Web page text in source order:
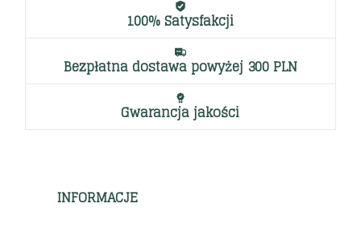
100% Satysfakcji
Bezpłatna dostawa powyżej 300 PLN
Gwarancja jakości
INFORMACJE